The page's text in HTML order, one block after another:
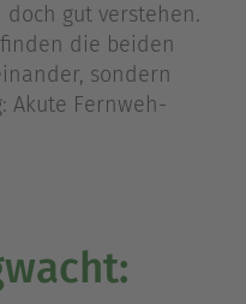
doch gut verstehen.
die beiden
sondern
Akute Fernweh-